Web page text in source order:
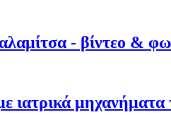
- βίντεο &
ιατρικά